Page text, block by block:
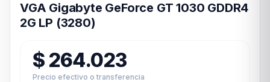
VGA Gigabyte GeForce GT 1030 GDDR4
2G LP (3280)
$ 264.023
Precio efectivo o transferencia